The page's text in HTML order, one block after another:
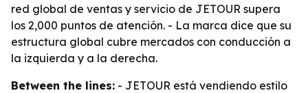
red global de ventas y servicio de JETOUR supera
los 2,000 puntos de atención. - La marca dice que su
estructura global cubre mercados con conducción a
la izquierda y a la derecha.
Between the lines: - JETOUR está vendiendo estilo